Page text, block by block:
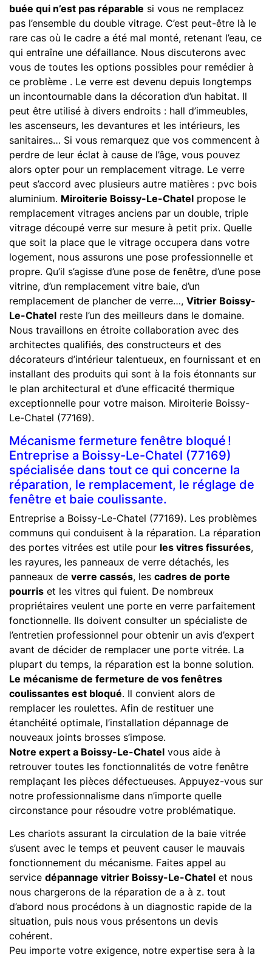
buée qui n’est pas réparable si vous ne remplacez
pas l’ensemble du double vitrage. C’est peut-être là le
rare cas où le cadre a été mal monté, retenant l’eau, ce
qui entraîne une défaillance. Nous discuterons avec
vous de toutes les options possibles pour remédier à
ce problème . Le verre est devenu depuis longtemps
un incontournable dans la décoration d’un habitat. Il
peut être utilisé à divers endroits : hall d’immeubles,
les ascenseurs, les devantures et les intérieurs, les
sanitaires… Si vous remarquez que vos commencent à
perdre de leur éclat à cause de l’âge, vous pouvez
alors opter pour un remplacement vitrage. Le verre
peut s’accord avec plusieurs autre matières : pvc bois
aluminium. Miroiterie Boissy-Le-Chatel propose le
remplacement vitrages anciens par un double, triple
vitrage découpé verre sur mesure à petit prix. Quelle
que soit la place que le vitrage occupera dans votre
logement, nous assurons une pose professionnelle et
propre. Qu’il s’agisse d’une pose de fenêtre, d’une pose
vitrine, d’un remplacement vitre baie, d’un
remplacement de plancher de verre…, Vitrier Boissy-
Le-Chatel reste l’un des meilleurs dans le domaine.
Nous travaillons en étroite collaboration avec des
architectes qualifiés, des constructeurs et des
décorateurs d’intérieur talentueux, en fournissant et en
installant des produits qui sont à la fois étonnants sur
le plan architectural et d’une efficacité thermique
exceptionnelle pour votre maison. Miroiterie Boissy-
Le-Chatel (77169).
Mécanisme fermeture fenêtre bloqué !
Entreprise a Boissy-Le-Chatel (77169)
spécialisée dans tout ce qui concerne la
réparation, le remplacement, le réglage de
fenêtre et baie coulissante.
Entreprise a Boissy-Le-Chatel (77169). Les problèmes
communs qui conduisent à la réparation. La réparation
des portes vitrées est utile pour les vitres fissurées,
les rayures, les panneaux de verre détachés, les
panneaux de verre cassés, les cadres de porte
pourris et les vitres qui fuient. De nombreux
propriétaires veulent une porte en verre parfaitement
fonctionnelle. Ils doivent consulter un spécialiste de
l’entretien professionnel pour obtenir un avis d’expert
avant de décider de remplacer une porte vitrée. La
plupart du temps, la réparation est la bonne solution.
Le mécanisme de fermeture de vos fenêtres
coulissantes est bloqué. Il convient alors de
remplacer les roulettes. Afin de restituer une
étanchéité optimale, l’installation dépannage de
nouveaux joints brosses s’impose.
Notre expert a Boissy-Le-Chatel vous aide à
retrouver toutes les fonctionnalités de votre fenêtre
remplaçant les pièces défectueuses. Appuyez-vous sur
notre professionnalisme dans n’importe quelle
circonstance pour résoudre votre problématique.
Les chariots assurant la circulation de la baie vitrée
s’usent avec le temps et peuvent causer le mauvais
fonctionnement du mécanisme. Faites appel au
service dépannage vitrier Boissy-Le-Chatel et nous
nous chargerons de la réparation de a à z. tout
d’abord nous procédons à un diagnostic rapide de la
situation, puis nous vous présentons un devis
cohérent.
Peu importe votre exigence, notre expertise sera à la